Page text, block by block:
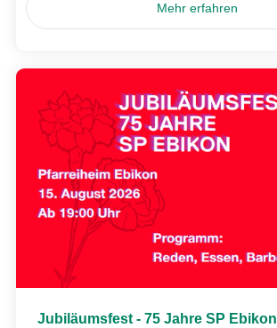
Mehr erfahren
Jubiläumsfest - 75 Jahre SP Ebikon